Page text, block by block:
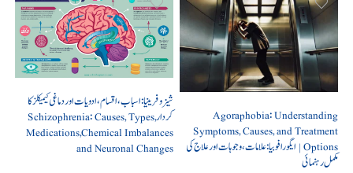
Agoraphobia: Understanding
Symptoms, Causes, and Treatment
Options | ایگورافوبیا: علامات، وجوہات اور علاج کی
مکمل رہنمائی
شیزوفرینیا: اسباب، اقسام، ادویات اور دماغی کیمیکلز کا
کردار Schizophrenia: Causes, Types,
Medications,Chemical Imbalances
and Neuronal Changes